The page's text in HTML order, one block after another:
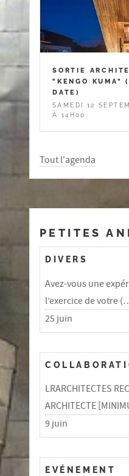
SORTIE
"KENGO KUMA"
DATE)
SAMEDI 12
À 14H00
Tout l'agenda
PETITES
DIVERS
Avez-vous une
l’exercice de votre
25 juin
LRARCHITECTES
ARCHITECTE
9 juin
EVÉNEMENT